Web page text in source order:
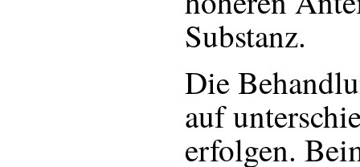
Substanz.
Die
auf
erfolgen.